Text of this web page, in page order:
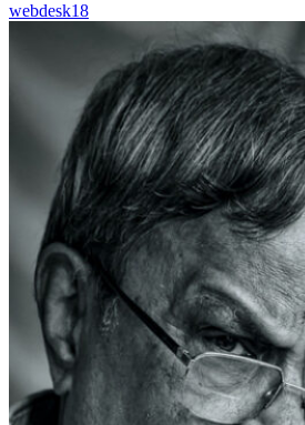
webdesk18